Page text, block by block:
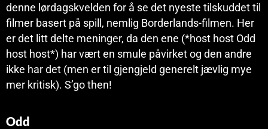
denne lørdagskvelden for å se det nyeste tilskuddet til
filmer basert på spill, nemlig Borderlands-filmen. Her
er det litt delte meninger, da den ene (*host host Odd
host host*) har vært en smule påvirket og den andre
ikke har det (men er til gjengjeld generelt jævlig mye
mer kritisk). S’go then!
Odd